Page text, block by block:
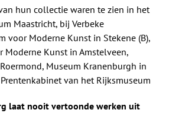
hun collectie waren te zien in het
Maastricht, bij Verbeke
voor Moderne Kunst in Stekene (B),
Moderne Kunst in Amstelveen,
Museum Kranenburgh in
van het Rijksmuseum
laat nooit vertoonde werken uit